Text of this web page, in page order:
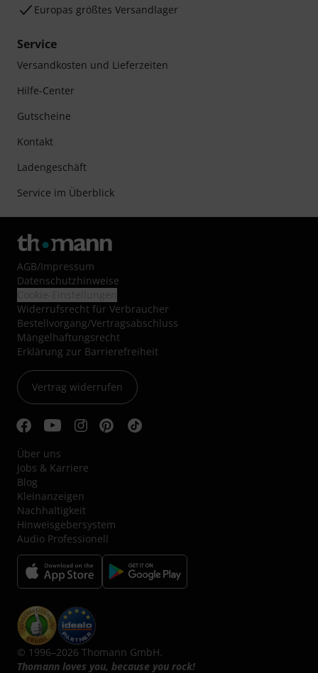
Europas größtes Versandlager
Service
Versandkosten und Lieferzeiten
Hilfe-Center
Gutscheine
Kontakt
Ladengeschäft
Service im Überblick
AGB/Impressum
Datenschutzhinweise
Widerrufsrecht für Verbraucher
Bestellvorgang/Vertragsabschluss
Mängelhaftungsrecht
Erklärung zur Barrierefreiheit
Vertrag widerrufen
Über uns
Jobs & Karriere
Blog
Kleinanzeigen
Nachhaltigkeit
Hinweisgebersystem
Audio Professionell
© 1996–2026 Thomann GmbH.
Thomann loves you, because you rock!